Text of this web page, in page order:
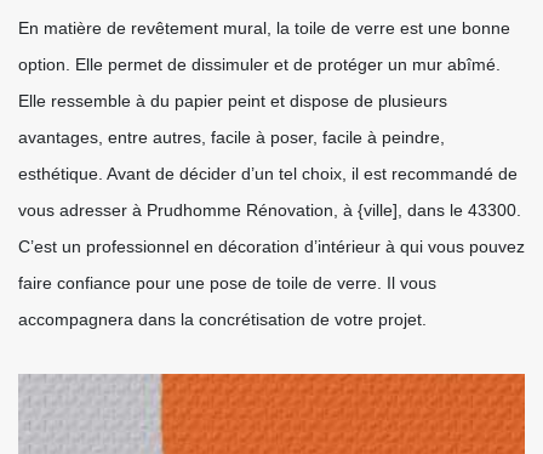
En matière de revêtement mural, la toile de verre est une bonne
option. Elle permet de dissimuler et de protéger un mur abîmé.
Elle ressemble à du papier peint et dispose de plusieurs
avantages, entre autres, facile à poser, facile à peindre,
esthétique. Avant de décider d’un tel choix, il est recommandé de
vous adresser à Prudhomme Rénovation, à {ville], dans le 43300.
C’est un professionnel en décoration d’intérieur à qui vous pouvez
faire confiance pour une pose de toile de verre. Il vous
accompagnera dans la concrétisation de votre projet.